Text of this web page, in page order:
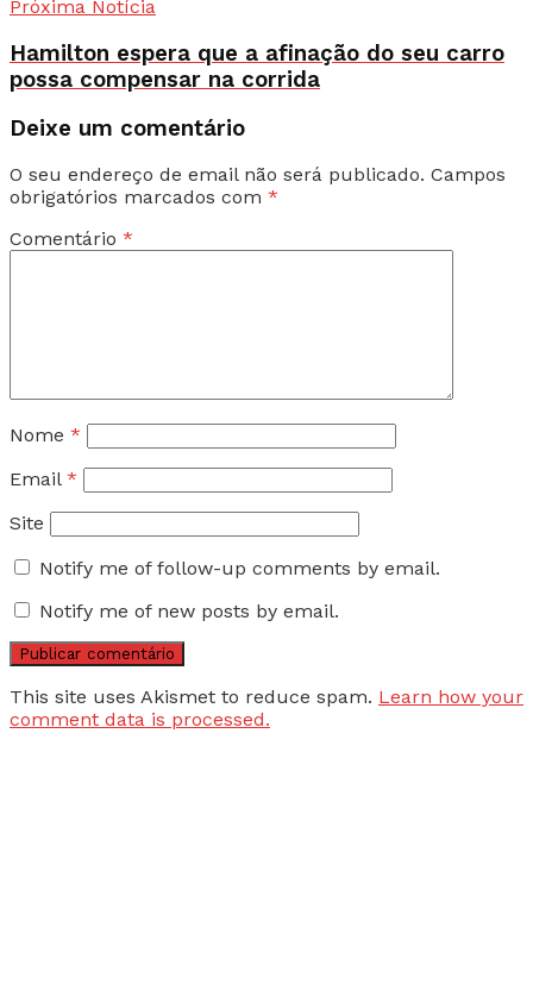
Próxima Notícia
Hamilton espera que a afinação do seu carro
possa compensar na corrida
Deixe um comentário
O seu endereço de email não será publicado. Campos
obrigatórios marcados com *
Comentário *
Nome *
Email *
Site
Notify me of follow-up comments by email.
Notify me of new posts by email.
This site uses Akismet to reduce spam. Learn how your
comment data is processed.